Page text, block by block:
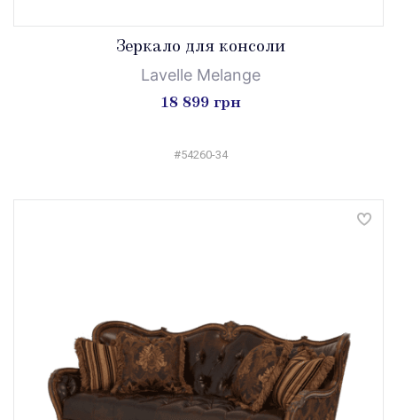
Зеркало для консоли
Lavelle Melange
18 899 грн
#54260-34